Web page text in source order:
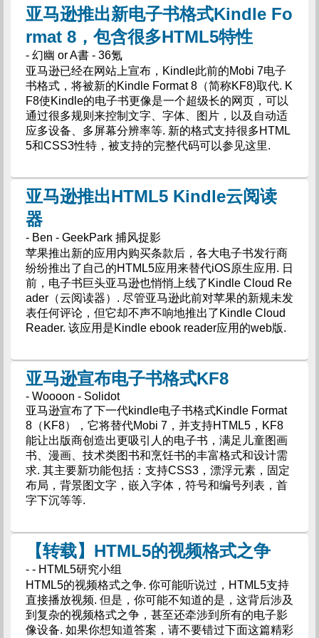
亚马逊推出新电子书格式Kindle Fo
rmat 8，包含很多HTML5特性
- 幻幽 or A書 - 36氪
亚马逊已经在网站上宣布，Kindle此前的Mobi 7电子
书格式，将被新的Kindle Format 8（简称KF8)取代. K
F8使Kindle的电子书更像是一个超级长的网页，可以
通过很多规则来控制文字、字体、图片，以及自动适
应多设备、多屏幕分辨率等. 新的格式支持很多HTML
5和CSS3性特，被支持的完整代码可以参见这里.
亚马逊推出HTML5 Kindle云阅读
器
- Ben - GeekPark 捕风捉影
苹果推出新的应用内购买条款后，各大电子书发行商
纷纷推出了自己的HTML5应用来替代iOS原生应用. 日
前，电子书巨头亚马逊也悄悄上线了Kindle Cloud Re
ader（云阅读器）. 尽管亚马逊此前对苹果的新规未发
表任何评论，但它却不声不响地推出了Kindle Cloud
Reader. 该应用是Kindle ebook reader应用的web版.
亚马逊宣布电子书格式KF8
- Woooon - Solidot
亚马逊宣布了下一代kindle电子书格式Kindle Format
8（KF8），它将替代Mobi 7，并支持HTML5，KF8
能让出版商创造出更吸引人的电子书，满足儿童图画
书、漫画、技术类图书和烹饪书的丰富格式和设计需
求. 其主要新功能包括：支持CSS3，漂浮元素，固定
布局，背景图文字，嵌入字体，符号和编号列表，首
字下沉等等.
【转载】HTML5的视频格式之争
- - HTML5研究小组
HTML5的视频格式之争. 你可能听说过，HTML5支持
直接播放视频. 但是，你可能不知道的是，这背后涉及
到复杂的视频格式之争，甚至还牵涉到所有的电子影
像设备. 如果你想知道答案，请不要错过下面这篇精彩